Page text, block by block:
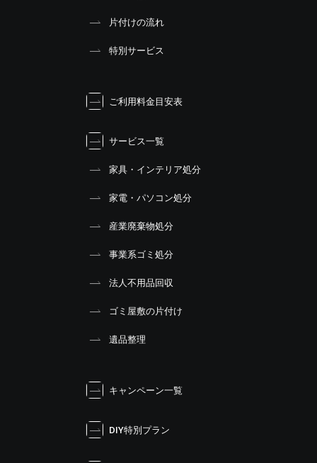
片付けの流れ
特別サービス
ご利用料金目安表
サービス一覧
家具・インテリア処分
家電・パソコン処分
産業廃棄物処分
事業系ゴミ処分
法人不用品回収
ゴミ屋敷の片付け
遺品整理
キャンペーン一覧
DIY特別プラン